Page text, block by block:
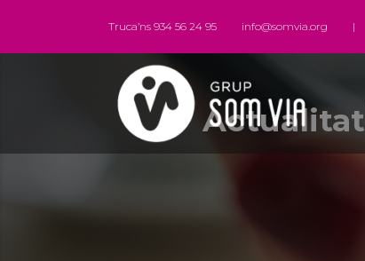
Truca’ns 934 56 24 95 info@somvia.org |
Actualitat